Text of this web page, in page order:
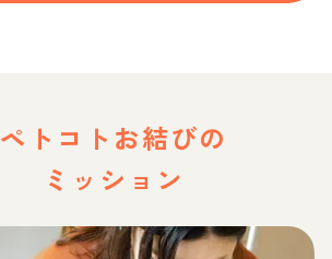
ペトコトお結びの
ミッション